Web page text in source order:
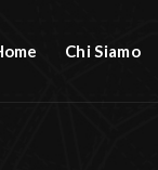
Chi Siamo